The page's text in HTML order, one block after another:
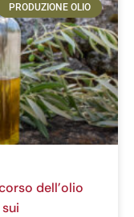
PRODUZIONE OLIO
dell’olio